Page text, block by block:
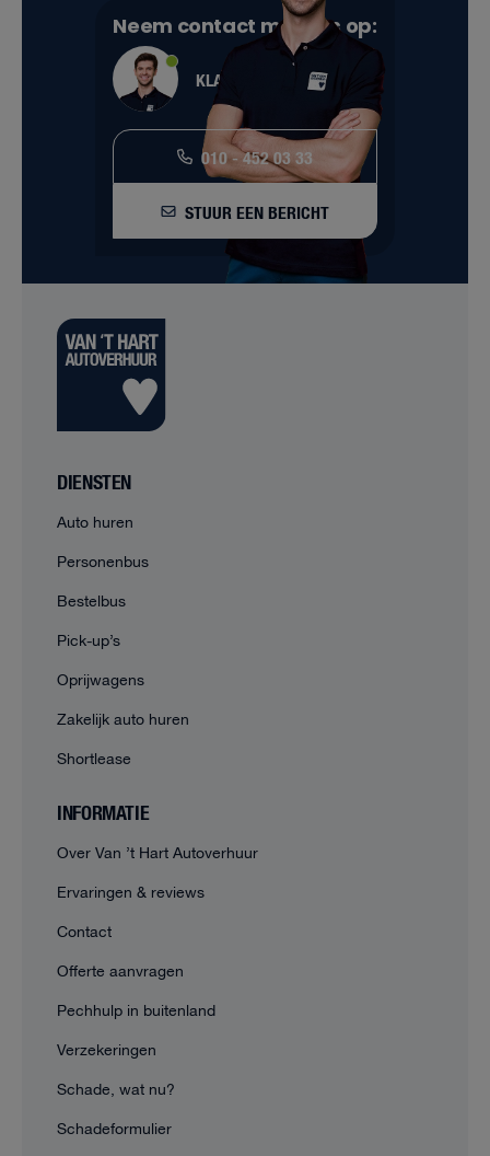
Neem contact met ons op:
KLANTENSERVICE
010 - 452 03 33
STUUR EEN BERICHT
DIENSTEN
Auto huren
Personenbus
Bestelbus
Pick-up’s
Oprijwagens
Zakelijk auto huren
Shortlease
INFORMATIE
Over Van ’t Hart Autoverhuur
Ervaringen & reviews
Contact
Offerte aanvragen
Pechhulp in buitenland
Verzekeringen
Schade, wat nu?
Schadeformulier